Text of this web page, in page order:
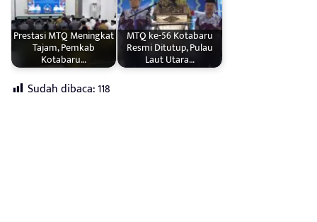
Prestasi MTQ Meningkat
Tajam, Pemkab
Kotabaru…
MTQ ke-56 Kotabaru
Resmi Ditutup, Pulau
Laut Utara…
Sudah dibaca:118